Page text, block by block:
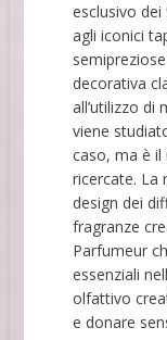
esclusivo
agli iconici
decorativa
all’utilizzo di
viene
caso, ma è
ricercate. La
design dei
fragranze
Parfumeur
essenziali
olfattivo
e donare